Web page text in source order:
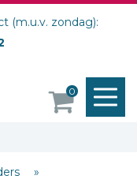
(m.u.v. zondag):
0